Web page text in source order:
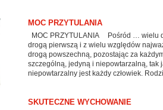
MOC PRZYTULANIA
MOC PRZYTULANIA Pośród … wielu
drogą pierwszą i z wielu względów
drogą powszechną, pozostając za
szczególną, jedyną i niepowtarzalną, tak
niepowtarzalny jest każdy człowiek.
SKUTECZNE WYCHOWANIE